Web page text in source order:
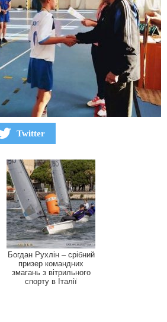
Twitter
Богдан Рухлін – срібний
призер командних
змагань з вітрильного
спорту в Італії